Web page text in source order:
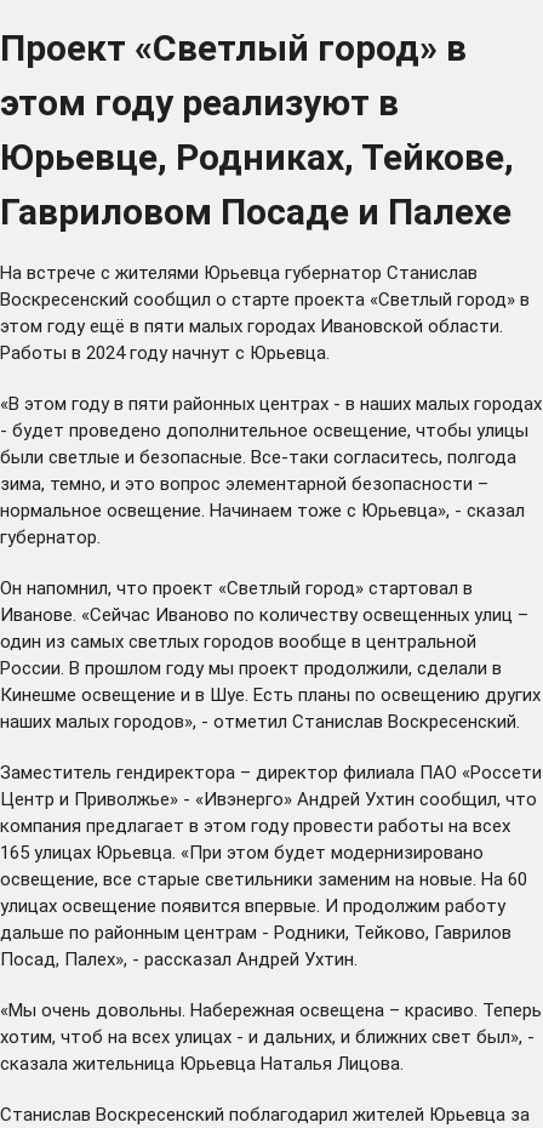
Проект «Светлый город» в
этом году реализуют в
Юрьевце, Родниках, Тейкове,
Гавриловом Посаде и Палехе
На встрече с жителями Юрьевца губернатор Станислав
Воскресенский сообщил о старте проекта «Светлый город» в
этом году ещё в пяти малых городах Ивановской области.
Работы в 2024 году начнут с Юрьевца.
«В этом году в пяти районных центрах - в наших малых городах
- будет проведено дополнительное освещение, чтобы улицы
были светлые и безопасные. Все-таки согласитесь, полгода
зима, темно, и это вопрос элементарной безопасности –
нормальное освещение. Начинаем тоже с Юрьевца», - сказал
губернатор.
Он напомнил, что проект «Светлый город» стартовал в
Иванове. «Сейчас Иваново по количеству освещенных улиц –
один из самых светлых городов вообще в центральной
России. В прошлом году мы проект продолжили, сделали в
Кинешме освещение и в Шуе. Есть планы по освещению других
наших малых городов», - отметил Станислав Воскресенский.
Заместитель гендиректора – директор филиала ПАО «Россети
Центр и Приволжье» - «Ивэнерго» Андрей Ухтин сообщил, что
компания предлагает в этом году провести работы на всех
165 улицах Юрьевца. «При этом будет модернизировано
освещение, все старые светильники заменим на новые. На 60
улицах освещение появится впервые. И продолжим работу
дальше по районным центрам - Родники, Тейково, Гаврилов
Посад, Палех», - рассказал Андрей Ухтин.
«Мы очень довольны. Набережная освещена – красиво. Теперь
хотим, чтоб на всех улицах - и дальних, и ближних свет был», -
сказала жительница Юрьевца Наталья Лицова.
Станислав Воскресенский поблагодарил жителей Юрьевца за